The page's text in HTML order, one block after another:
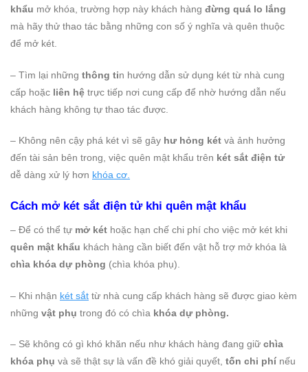
khẩu mở khóa, trường hợp này khách hàng đừng quá lo lắng
mà hãy thử thao tác bằng những con số ý nghĩa và quên thuộc
để mở két.
– Tìm lại những thông tin hướng dẫn sử dụng két từ nhà cung
cấp hoặc liên hệ trực tiếp nơi cung cấp để nhờ hướng dẫn nếu
khách hàng không tự thao tác được.
– Không nên cậy phá két vì sẽ gây hư hỏng két và ảnh hưởng
đến tài sản bên trong, việc quên mật khẩu trên két sắt điện tử
dễ dàng xử lý hơn khóa cơ.
Cách mở két sắt điện tử khi quên mật khẩu
– Để có thể tự mở két hoặc hạn chế chi phí cho việc mở két khi
quên mật khẩu khách hàng cần biết đến vật hỗ trợ mở khóa là
chìa khóa dự phòng (chìa khóa phụ).
– Khi nhận két sắt từ nhà cung cấp khách hàng sẽ được giao kèm
những vật phụ trong đó có chìa khóa dự phòng.
– Sẽ không có gì khó khăn nếu như khách hàng đang giữ chìa
khóa phụ và sẽ thật sự là vấn đề khó giải quyết, tốn chi phí nếu